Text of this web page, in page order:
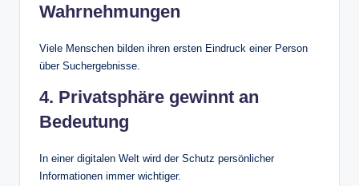
Wahrnehmungen
Viele Menschen bilden ihren ersten Eindruck einer Person
über Suchergebnisse.
4. Privatsphäre gewinnt an
Bedeutung
In einer digitalen Welt wird der Schutz persönlicher
Informationen immer wichtiger.